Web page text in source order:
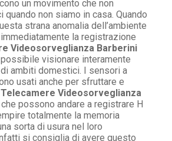
un movimento che non
non siamo in casa. Quando
strana anomalia dell’ambiente
la registrazione
Videosorveglianza Barberini
visionare interamente
ambiti domestici. I sensori a
usati anche per sfruttare e
Telecamere Videosorveglianza
che possono andare a registrare H
totalmente la memoria
sorta di usura nel loro
si consiglia di avere questo